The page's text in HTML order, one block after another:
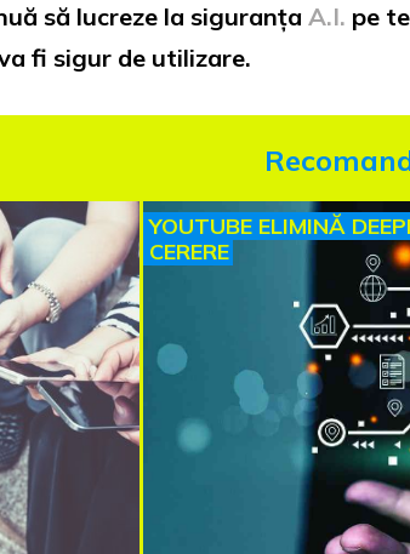
să lucreze la siguranțaA.I. pe
fi sigur de utilizare.
YOUTUBE ELIMINĂ
CERERE